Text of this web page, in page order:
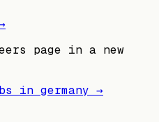
page in a new
in germany →